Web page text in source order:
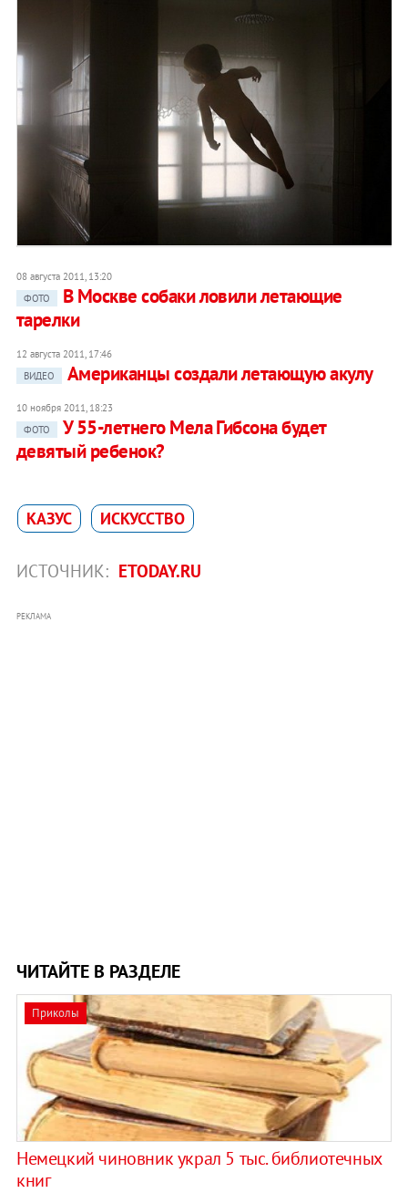
08 августа 2011, 13:20
ФОТО
В Москве собаки ловили летающие
тарелки
12 августа 2011, 17:46
ВИДЕО
Американцы создали летающую акулу
10 ноября 2011, 18:23
ФОТО
У 55-летнего Мела Гибсона будет
девятый ребенок?
КАЗУС ИСКУССТВО
ИСТОЧНИК: ETODAY.RU
РЕКЛАМА
ЧИТАЙТЕ В РАЗДЕЛЕ
Приколы
Немецкий чиновник украл 5 тыс. библиотечных
книг